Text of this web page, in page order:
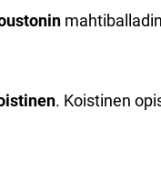
mahtiballadin
. Koistinen